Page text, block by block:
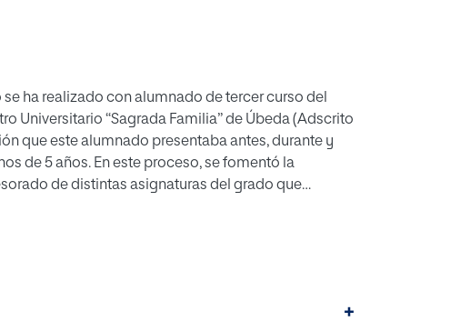
ha realizado con alumnado de tercer curso del
Universitario “Sagrada Familia” de Úbeda (Adscrito
que este alumnado presentaba antes, durante y
de 5 años. En este proceso, se fomentó la
de distintas asignaturas del grado que
La metodología de investigación se basó en la
después al alumnado participante. Los datos
Nvivo 11Pro para datos cualitativos. Los resultados
+